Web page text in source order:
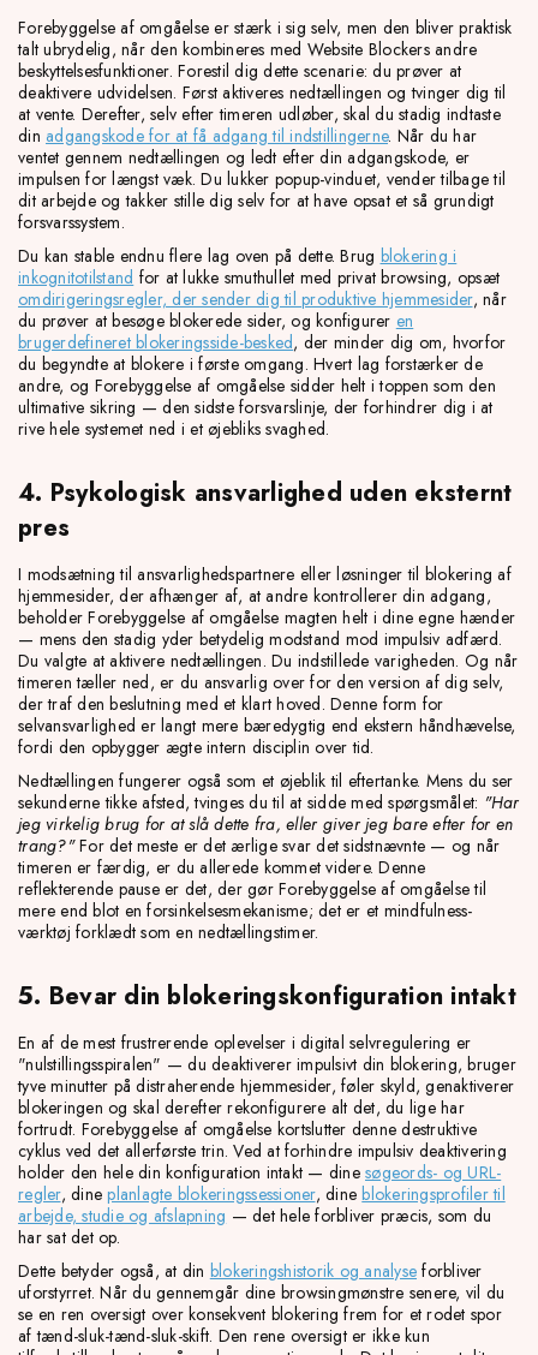
Forebyggelse af omgåelse er stærk i sig selv, men den bliver praktisk
talt ubrydelig, når den kombineres med Website Blockers andre
beskyttelsesfunktioner. Forestil dig dette scenarie: du prøver at
deaktivere udvidelsen. Først aktiveres nedtællingen og tvinger dig til
at vente. Derefter, selv efter timeren udløber, skal du stadig indtaste
din adgangskode for at få adgang til indstillingerne. Når du har
ventet gennem nedtællingen og ledt efter din adgangskode, er
impulsen for længst væk. Du lukker popup-vinduet, vender tilbage til
dit arbejde og takker stille dig selv for at have opsat et så grundigt
forsvarssystem.
Du kan stable endnu flere lag oven på dette. Brug blokering i
inkognitotilstand for at lukke smuthullet med privat browsing, opsæt
omdirigeringsregler, der sender dig til produktive hjemmesider, når
du prøver at besøge blokerede sider, og konfigurer en
brugerdefineret blokeringsside-besked, der minder dig om, hvorfor
du begyndte at blokere i første omgang. Hvert lag forstærker de
andre, og Forebyggelse af omgåelse sidder helt i toppen som den
ultimative sikring — den sidste forsvarslinje, der forhindrer dig i at
rive hele systemet ned i et øjebliks svaghed.
4. Psykologisk ansvarlighed uden eksternt
pres
I modsætning til ansvarlighedspartnere eller løsninger til blokering af
hjemmesider, der afhænger af, at andre kontrollerer din adgang,
beholder Forebyggelse af omgåelse magten helt i dine egne hænder
— mens den stadig yder betydelig modstand mod impulsiv adfærd.
Du valgte at aktivere nedtællingen. Du indstillede varigheden. Og når
timeren tæller ned, er du ansvarlig over for den version af dig selv,
der traf den beslutning med et klart hoved. Denne form for
selvansvarlighed er langt mere bæredygtig end ekstern håndhævelse,
fordi den opbygger ægte intern disciplin over tid.
Nedtællingen fungerer også som et øjeblik til eftertanke. Mens du ser
sekunderne tikke afsted, tvinges du til at sidde med spørgsmålet: "Har
jeg virkelig brug for at slå dette fra, eller giver jeg bare efter for en
trang?"For det meste er det ærlige svar det sidstnævnte — og når
timeren er færdig, er du allerede kommet videre. Denne
reflekterende pause er det, der gør Forebyggelse af omgåelse til
mere end blot en forsinkelsesmekanisme; det er et mindfulness-
værktøj forklædt som en nedtællingstimer.
5. Bevar din blokeringskonfiguration intakt
En af de mest frustrerende oplevelser i digital selvregulering er
"nulstillingsspiralen" — du deaktiverer impulsivt din blokering, bruger
tyve minutter på distraherende hjemmesider, føler skyld, genaktiverer
blokeringen og skal derefter rekonfigurere alt det, du lige har
fortrudt. Forebyggelse af omgåelse kortslutter denne destruktive
cyklus ved det allerførste trin. Ved at forhindre impulsiv deaktivering
holder den hele din konfiguration intakt — dine søgeords- og URL-
regler, dineplanlagte blokeringssessioner, dineblokeringsprofiler til
arbejde, studie og afslapning — det hele forbliver præcis, som du
har sat det op.
Dette betyder også, at din blokeringshistorik og analyse forbliver
uforstyrret. Når du gennemgår dine browsingmønstre senere, vil du
se en ren oversigt over konsekvent blokering frem for et rodet spor
af tænd-sluk-tænd-sluk-skift. Den rene oversigt er ikke kun